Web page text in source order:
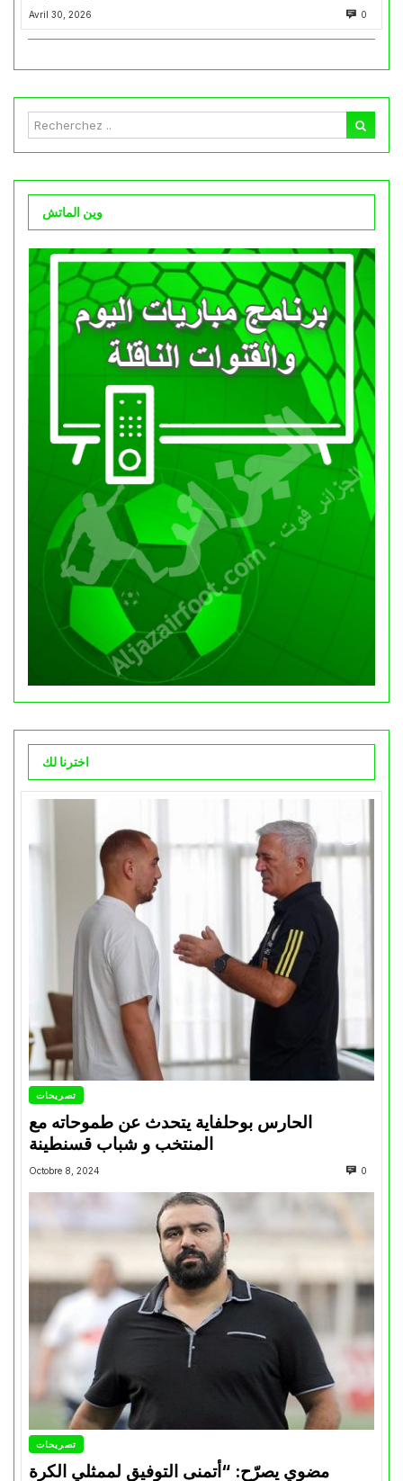
Avril 30, 2026 0
وين الماتش
اخترنا لك
تصريحات
الحارس بوحلفاية يتحدث عن طموحاته مع
المنتخب و شباب قسنطينة
Octobre 8, 2024 0
تصريحات
مضوي يصرّح: “أتمنى التوفيق لممثلي الكرة